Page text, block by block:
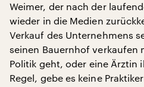
Weimer, der nach der
wieder in die Medien
Verkauf des Unternehmens
seinen Bauernhof verkaufen
Politik geht, oder eine Ärztin
Regel, gebe es keine